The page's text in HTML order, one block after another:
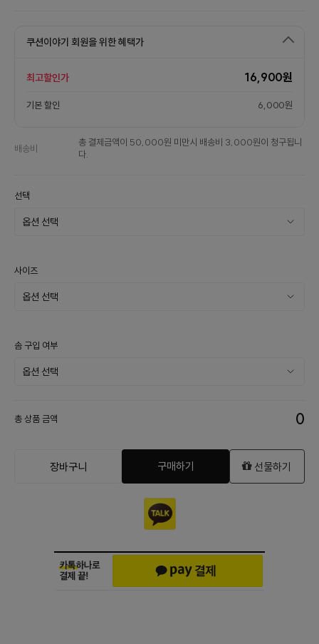
쿠션이야기 회원을 위한 혜택가
최고할인가 16,900원
기본 할인 6,000원
배송비
총 결제금액이 50,000원 미만시 배송비 3,000원이 청구됩니
다.
선택
사이즈
솜 구입 여부
총 상품 금액 0
장바구니 구매하기 선물하기